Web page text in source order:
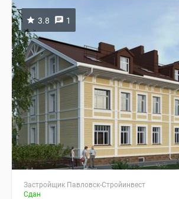
3.8 1
Застройщик Павловск-Стройинвест
Сдан